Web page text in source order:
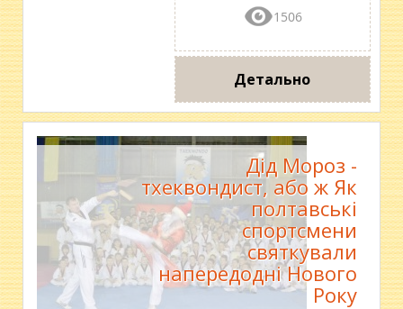
1506
Детально
Дід Мороз -
тхеквондист, або ж Як
полтавські
спортсмени
святкували
напередодні Нового
Року